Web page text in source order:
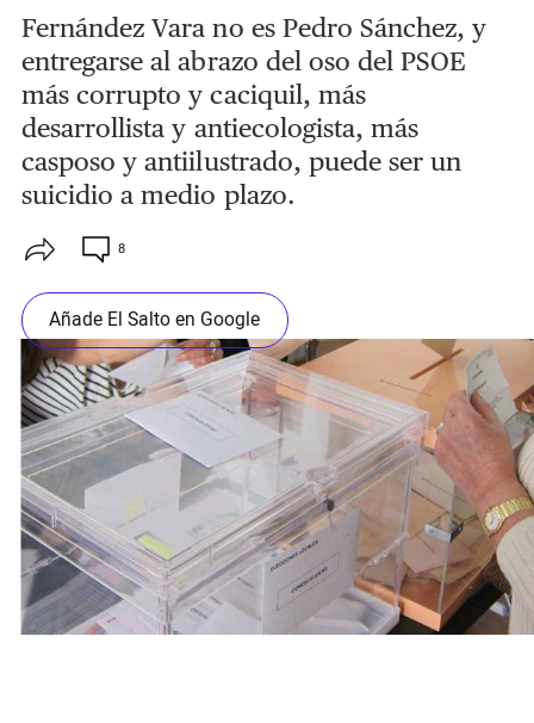
Fernández Vara no es Pedro Sánchez, y
entregarse al abrazo del oso del PSOE
más corrupto y caciquil, más
desarrollista y antiecologista, más
casposo y antiilustrado, puede ser un
suicidio a medio plazo.
8
Añade El Salto en Google